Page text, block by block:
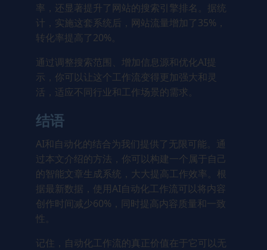
率，还显著提升了网站的搜索引擎排名。据统
计，实施这套系统后，网站流量增加了35%，
转化率提高了20%。
通过调整搜索范围、增加信息源和优化AI提
示，你可以让这个工作流变得更加强大和灵
活，适应不同行业和工作场景的需求。
结语
AI和自动化的结合为我们提供了无限可能。通
过本文介绍的方法，你可以构建一个属于自己
的智能文章生成系统，大大提高工作效率。根
据最新数据，使用AI自动化工作流可以将内容
创作时间减少60%，同时提高内容质量和一致
性。
记住，自动化工作流的真正价值在于它可以无